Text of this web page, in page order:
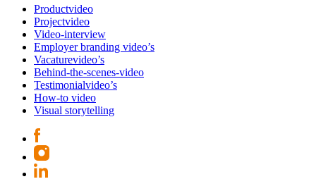
Productvideo
Projectvideo
Video-interview
Employer branding video’s
Vacaturevideo’s
Behind-the-scenes-video
Testimonialvideo’s
How-to video
Visual storytelling